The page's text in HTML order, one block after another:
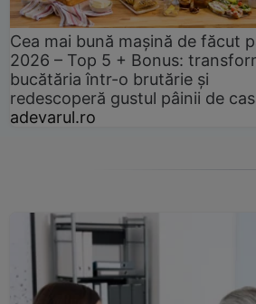
Cea mai bună mașină de făcut
2026 – Top 5 + Bonus:
bucătăria într-o brutărie și
redescoperă gustul pâinii de
adevarul.ro